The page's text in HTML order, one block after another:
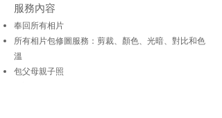
服務內容
奉回所有相片
所有相片包修圖服務：剪裁、顏色、光暗、對比和色
溫
包父母親子照